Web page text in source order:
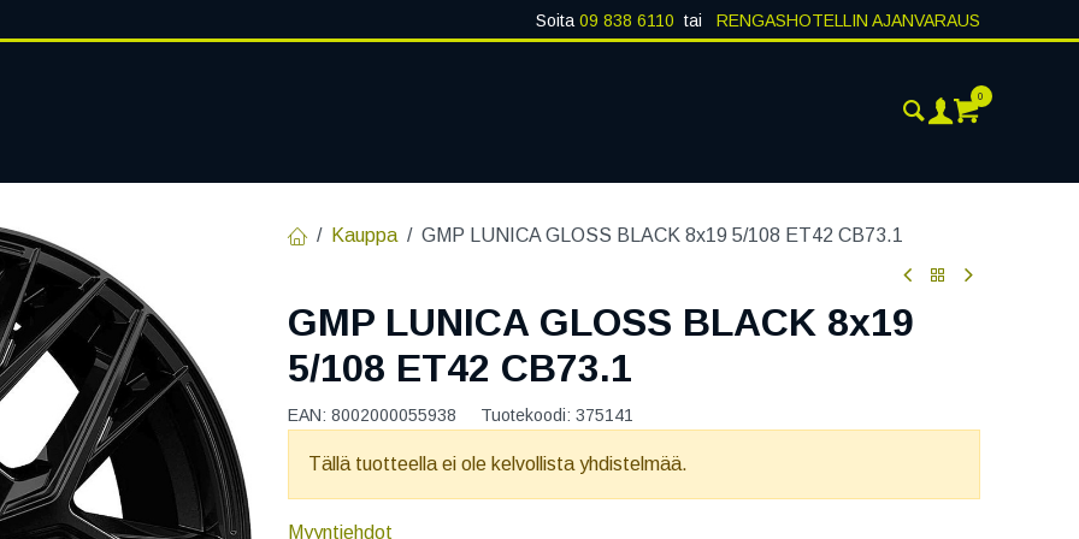
Soita 09 838 6110 tai RENGASHOTELLIN AJANVARAUS
0
Kauppa GMP LUNICA GLOSS BLACK 8x19 5/108 ET42 CB73.1
GMP LUNICA GLOSS BLACK 8x19
5/108 ET42 CB73.1
EAN: 8002000055938 Tuotekoodi: 375141
Tällä tuotteella ei ole kelvollista yhdistelmää.
Myyntiehdot